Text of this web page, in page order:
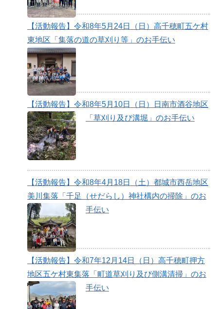
【活動報告】令和8年5月24日（日）高千穂町五ケ村
東地区「集落の道の草刈り等」のお手伝い
【活動報告】令和8年5月10日（日）日南市酒谷地区
「草刈り及び溝堀」のお手伝い
【活動報告】令和8年4月18日（土）都城市西岳地区
美川集落「千足（せだらし）神社構内の掃除」のお
手伝い
【活動報告】令和7年12月14日（日）高千穂町押方
地区五ケ村東集落「町道草刈り及び側溝清掃」のお
手伝い